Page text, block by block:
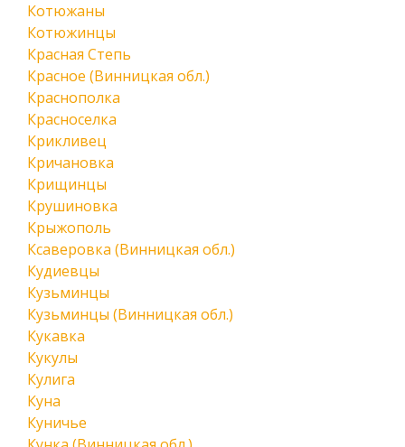
Котюжаны
Котюжинцы
Красная Степь
Красное (Винницкая обл.)
Краснополка
Красноселка
Крикливец
Кричановка
Крищинцы
Крушиновка
Крыжополь
Ксаверовка (Винницкая обл.)
Кудиевцы
Кузьминцы
Кузьминцы (Винницкая обл.)
Кукавка
Кукулы
Кулига
Куна
Куничье